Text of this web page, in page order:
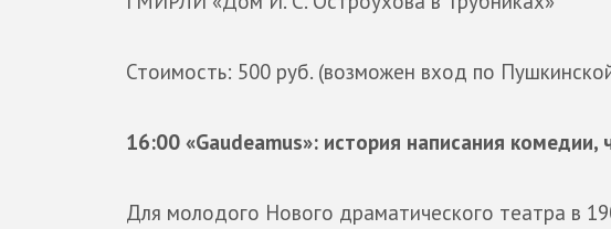
Стоимость: 500 руб. (возможен вход по
16:00 «Gaudeamus»: история написания
Для молодого Нового драматического театра в